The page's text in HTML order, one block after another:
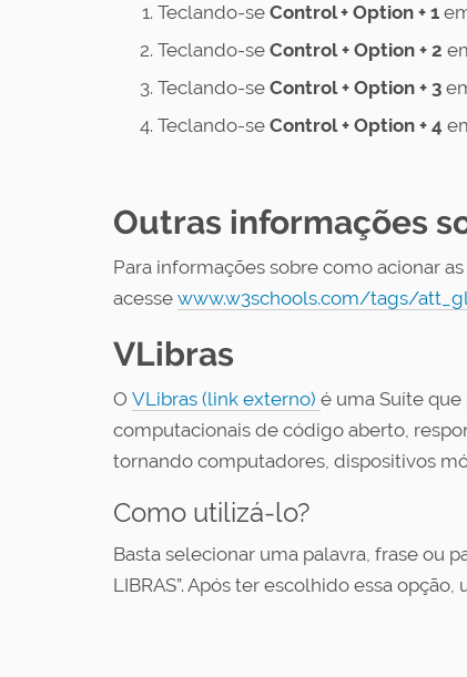
Teclando-se Control + Option + 1
Teclando-se Control+ Option + 2
Teclando-se Control+ Option + 3
Teclando-se Control+ Option + 4
Outras informações
Para informações sobre como acionar
acesse www.w3schools.com/tags/
VLibras
O VLibras (link externo) é uma Suíte
computacionais de código aberto,
tornando computadores, dispositivos
Como utilizá-lo?
Basta selecionar uma palavra, frase ou
LIBRAS”. Após ter escolhido essa